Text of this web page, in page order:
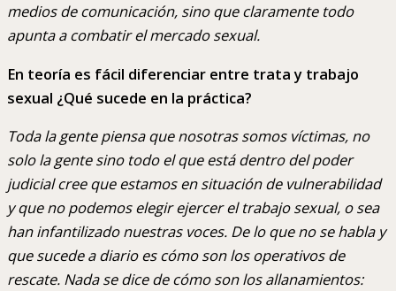
medios de comunicación, sino que claramente todo
apunta a combatir el mercado sexual.
En teoría es fácil diferenciar entre trata y trabajo
sexual ¿Qué sucede en la práctica?
Toda la gente piensa que nosotras somos víctimas, no
solo la gente sino todo el que está dentro del poder
judicial cree que estamos en situación de vulnerabilidad
y que no podemos elegir ejercer el trabajo sexual, o sea
han infantilizado nuestras voces. De lo que no se habla y
que sucede a diario es cómo son los operativos de
rescate. Nada se dice de cómo son los allanamientos: